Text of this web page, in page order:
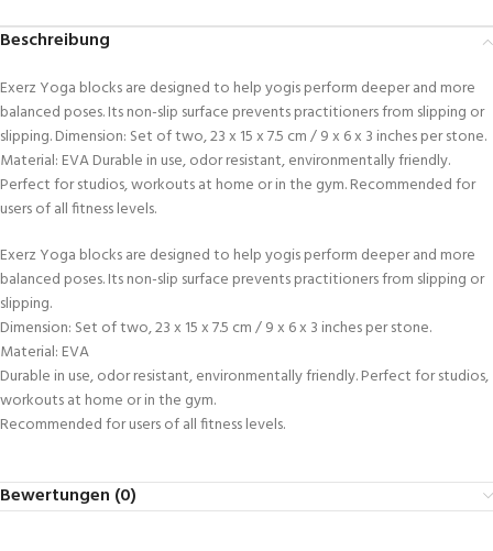
Beschreibung
Exerz Yoga blocks are designed to help yogis perform deeper and more
balanced poses. Its non-slip surface prevents practitioners from slipping or
slipping. Dimension: Set of two, 23 x 15 x 7.5 cm / 9 x 6 x 3 inches per stone.
Material: EVA Durable in use, odor resistant, environmentally friendly.
Perfect for studios, workouts at home or in the gym. Recommended for
users of all fitness levels.
Exerz Yoga blocks are designed to help yogis perform deeper and more
balanced poses. Its non-slip surface prevents practitioners from slipping or
slipping.
Dimension: Set of two, 23 x 15 x 7.5 cm / 9 x 6 x 3 inches per stone.
Material: EVA
Durable in use, odor resistant, environmentally friendly. Perfect for studios,
workouts at home or in the gym.
Recommended for users of all fitness levels.
Bewertungen (0)